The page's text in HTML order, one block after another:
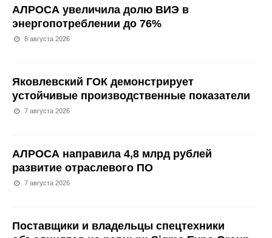
АЛРОСА увеличила долю ВИЭ в
энергопотреблении до 76%
8 августа 2026
Яковлевский ГОК демонстрирует
устойчивые производственные показатели
7 августа 2026
АЛРОСА направила 4,8 млрд рублей
развитие отраслевого ПО
7 августа 2026
Поставщики и владельцы спецтехники